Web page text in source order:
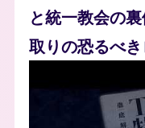
と統一教会の
取りの恐るべ